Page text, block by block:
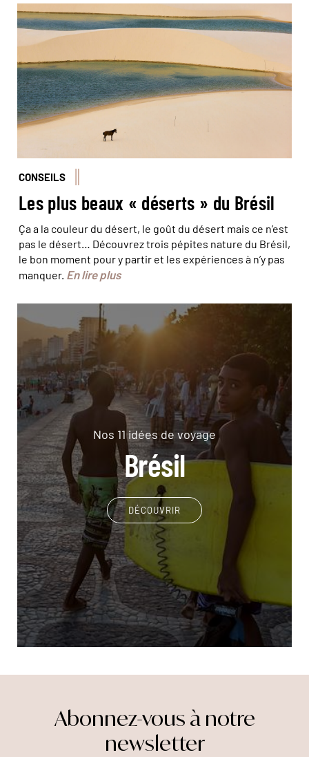
© Azouze FGP/Hemis
CONSEILS
Les plus beaux « déserts » du Brésil
Ça a la couleur du désert, le goût du désert mais ce n’est
pas le désert… Découvrez trois pépites nature du Brésil,
le bon moment pour y partir et les expériences à n’y pas
manquer. En lire plus
Nos 11 idées de voyage
Brésil
DÉCOUVRIR
Abonnez-vous à notre
newsletter